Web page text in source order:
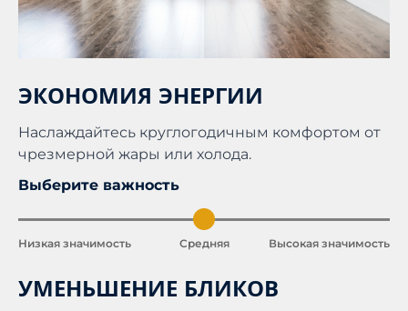
ЭКОНОМИЯ ЭНЕРГИИ
Наслаждайтесь круглогодичным комфортом от
чрезмерной жары или холода.
Выберите важность
Низкая значимость Средняя Высокая значимость
УМЕНЬШЕНИЕ БЛИКОВ